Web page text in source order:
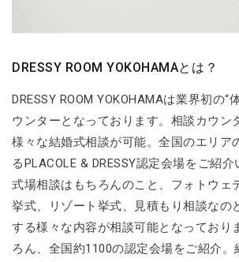
DRESSY ROOM YOKOHAMAとは？
DRESSY ROOM YOKOHAMAは業界初の“
ウンターとなっております。相談カウン
様々な結婚式相談が可能。全国のエリア
るPLACOLE & DRESSY認定会場をご紹
式場相談はもちろんのこと、フォトウェ
挙式、リゾート挙式、見積もり相談なの
する様々な内容が相談可能となっており
ろん、全国約1100の認定会場をご紹介